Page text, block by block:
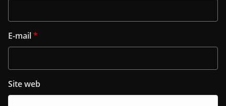
E-mail*
Site web